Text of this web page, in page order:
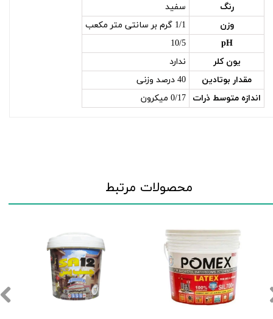
رنگ
سفید
وزن
1/1 گرم بر سانتی متر مکعب
pH
10/5
یون کلر
ندارد
مقدار بوتادین
40 درصد وزنی
اندازه متوسط ذرات
0/17 میکرون
محصولات مرتبط